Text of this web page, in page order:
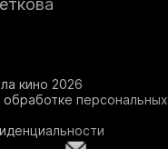
кино 2026
персональных